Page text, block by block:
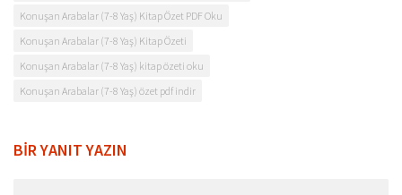
Konuşan Arabalar (7-8 Yaş) Kitap Özet PDF Oku
Konuşan Arabalar (7-8 Yaş) Kitap Özeti
Konuşan Arabalar (7-8 Yaş) kitap özeti oku
Konuşan Arabalar (7-8 Yaş) özet pdf indir
BIR YANIT YAZIN